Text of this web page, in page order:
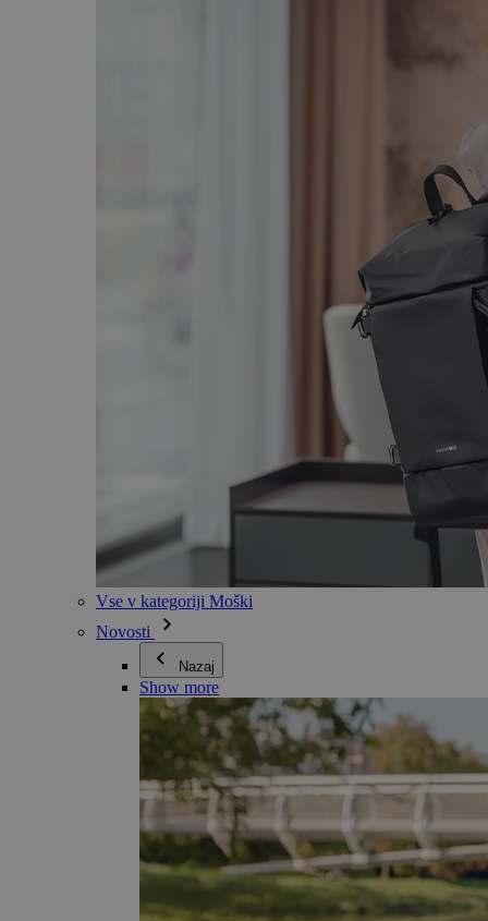
Vse v kategoriji Moški
Novosti
Nazaj
Show more